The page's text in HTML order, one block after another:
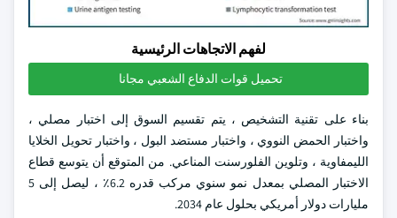
لفهم الاتجاهات الرئيسية
تحميل قوات الدفاع الشعبي مجانا
بناء على تقنية التشخيص ، يتم تقسيم السوق إلى اختبار مصلي ،
واختبار الحمض النووي ، واختبار مستضد البول ، واختبار تحويل الخلايا
الليمفاوية ، وتلوين الفلورسنت المناعي. من المتوقع أن يتوسع قطاع
الاختبار المصلي بمعدل نمو سنوي مركب قدره 6.2٪ ، ليصل إلى 5
مليارات دولار أمريكي بحلول عام 2034.